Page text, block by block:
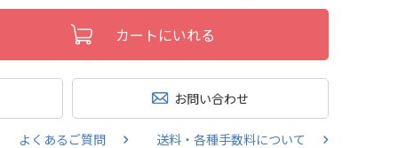
カートにいれる
お問い合わせ
よくあるご質問 送料・各種手数料について